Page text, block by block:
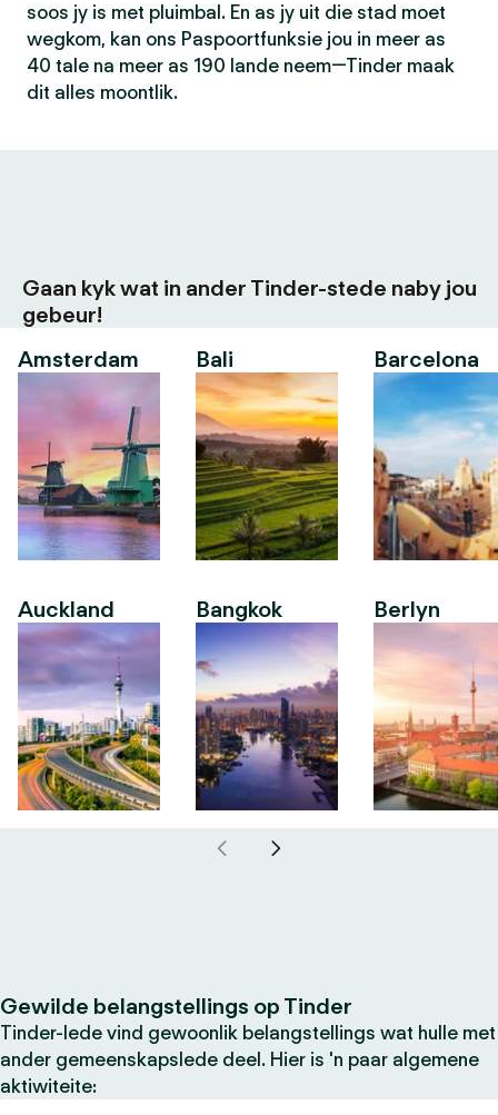
soos jy is met pluimbal. En as jy uit die stad moet
wegkom, kan ons Paspoortfunksie jou in meer as
40 tale na meer as 190 lande neem—Tinder maak
dit alles moontlik.
Gaan kyk wat in ander Tinder-stede naby jou
gebeur!
Amsterdam
Auckland
Bali
Bangkok
Barcelona
Berlyn
Gewilde belangstellings op Tinder
Tinder-lede vind gewoonlik belangstellings wat hulle met
ander gemeenskapslede deel. Hier is 'n paar algemene
aktiwiteite: